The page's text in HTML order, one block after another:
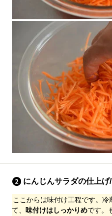
にんじんサラダの仕上げ
ここからは味付け工程です。冷
て、
味付けはしっかりめです。